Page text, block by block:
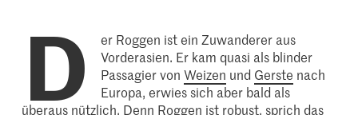
D
er Roggen ist ein Zuwanderer aus
Vorderasien. Er kam quasi als blinder
Passagier vonWeizen und Gerste nach
Europa, erwies sich aber bald als
überaus nützlich. Denn Roggen ist robust, sprich das